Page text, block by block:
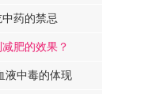
药的禁忌
肥的效果？
液中毒的体现